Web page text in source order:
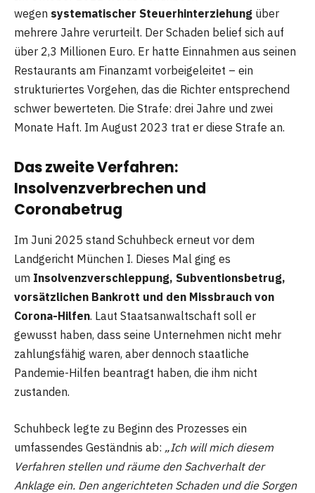
wegen systematischer Steuerhinterziehung über
mehrere Jahre verurteilt. Der Schaden belief sich auf
über 2,3 Millionen Euro. Er hatte Einnahmen aus seinen
Restaurants am Finanzamt vorbeigeleitet – ein
strukturiertes Vorgehen, das die Richter entsprechend
schwer bewerteten. Die Strafe: drei Jahre und zwei
Monate Haft. Im August 2023 trat er diese Strafe an.
Das zweite Verfahren:
Insolvenzverbrechen und
Coronabetrug
Im Juni 2025 stand Schuhbeck erneut vor dem
Landgericht München I. Dieses Mal ging es
um Insolvenzverschleppung, Subventionsbetrug,
vorsätzlichen Bankrott und den Missbrauch von
Corona-Hilfen. Laut Staatsanwaltschaft soll er
gewusst haben, dass seine Unternehmen nicht mehr
zahlungsfähig waren, aber dennoch staatliche
Pandemie-Hilfen beantragt haben, die ihm nicht
zustanden.
Schuhbeck legte zu Beginn des Prozesses ein
umfassendes Geständnis ab: „Ich will mich diesem
Verfahren stellen und räume den Sachverhalt der
Anklage ein. Den angerichteten Schaden und die Sorgen